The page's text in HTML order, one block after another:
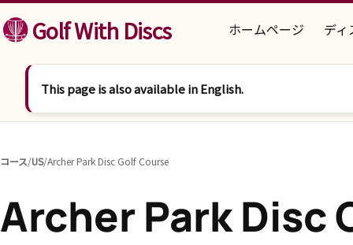
コンテンツへスキップ
Golf With Discs ホームページ デ
This page is also available in English.
コース/US/Archer Park Disc Golf Course
Archer Park Disc